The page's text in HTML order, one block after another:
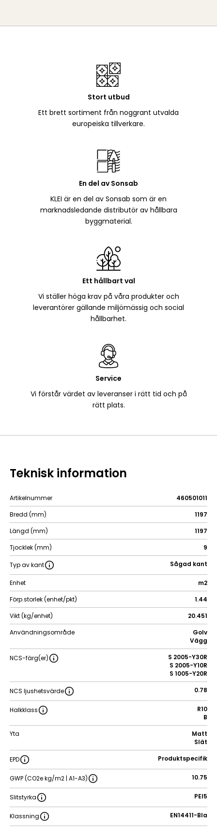
Stort utbud
Ett brett sortiment från noggrant utvalda
europeiska tillverkare.
En del av Sonsab
KLEI är en del av Sonsab som är en
marknadsledande distributör av hållbara
byggmaterial.
Ett hållbart val
Vi ställer höga krav på våra produkter och
leverantörer gällande miljömässig och social
hållbarhet.
Service
Vi förstår värdet av leveranser i rätt tid och på
rätt plats.
Teknisk information
Artikelnummer
460501011
Bredd (mm)
1197
Längd (mm)
1197
Tjocklek (mm)
9
Typ av kant Sågad kant
Enhet
m2
Förp.storlek (enhet/pkt)
1.44
Vikt (kg/enhet)
20.451
Användningsområde
Golv
Vägg
NCS-färg(er)
S 2005-Y30R
S 2005-Y10R
S 1005-Y20R
NCS ljushetsvärde 0.78
Halkklass
R10
B
Yta
Matt
Slät
EPD Produktspecifik
GWP (CO2e kg/m2 | A1-A3) 10.75
Slitstyrka PEI5
Klassning EN14411-BIa